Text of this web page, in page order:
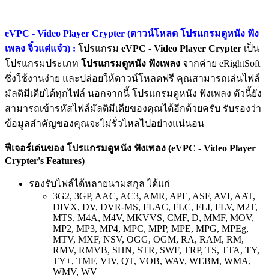
eVPC - Video Player Crypter (ดาวน์โหลด โปรแกรมดูหนัง ฟัง
เพลง จิ๋วแต่แจ๋ว) : โปรแกรม eVPC - Video Player Crypter เป็น
โปรแกรมประเภท โปรแกรมดูหนัง ฟังเพลง จากค่าย eRightSoft
ซึ่งใช้งานง่าย และปล่อยให้ดาวน์โหลดฟรี คุณสามารถเล่นไฟล์
มัลติมีเดียได้ทุกไฟล์ นอกจากนี้ โปรแกรมดูหนัง ฟังเพลง ตัวนี้ยัง
สามารถเข้ารหัสไฟล์มัลติมีเดียของคุณได้อีกด้วยครับ รับรองว่า
ข้อมูลสำคัญของคุณจะไม่รั่วไหลไปอย่างแน่นอน
ฟีเจอร์เด่นของ โปรแกรมดูหนัง ฟังเพลง (eVPC - Video Player
Crypter's Features)
รองรับไฟล์ได้หลายนามสกุล ได้แก่
3G2, 3GP, AAC, AC3, AMR, APE, ASF, AVI, AAT,
DIVX, DV, DVR-MS, FLAC, FLC, FLI, FLV, M2T,
MTS, M4A, M4V, MKVVS, CMF, D, MMF, MOV,
MP2, MP3, MP4, MPC, MPP, MPE, MPG, MPEg,
MTV, MXF, NSV, OGG, OGM, RA, RAM, RM,
RMV, RMVB, SHN, STR, SWF, TRP, TS, TTA, TY,
TY+, TMF, VIV, QT, VOB, WAV, WEBM, WMA,
WMV, WV